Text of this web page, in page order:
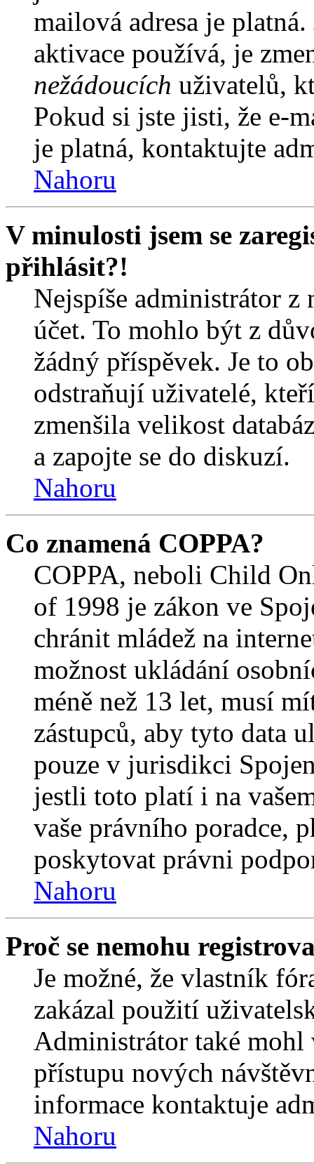
mailová adresa je
aktivace používá, je
nežádoucích uživatelů,
Pokud si jste jisti, že e-
je platná, kontaktujte
Nahoru
V minulosti jsem se
přihlásit?!
Nejspíše administrátor z
účet. To mohlo být z
žádný příspěvek. Je to
odstraňují uživatelé,
zmenšila velikost
a zapojte se do diskuzí.
Nahoru
Co znamená COPPA?
COPPA, neboli Child
of 1998 je zákon ve
chránit mládež na
možnost ukládání
méně než 13 let, musí
zástupců, aby tyto data
pouze v jurisdikci
jestli toto platí i na
vaše právního poradce,
poskytovat právni
Nahoru
Proč se nemohu
Je možné, že vlastník
zakázal použití
Administrátor také mohl
přístupu nových
informace kontaktuje
Nahoru